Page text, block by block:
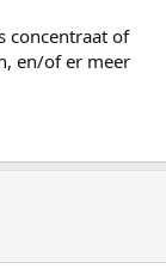
concentraat of
en/of er meer